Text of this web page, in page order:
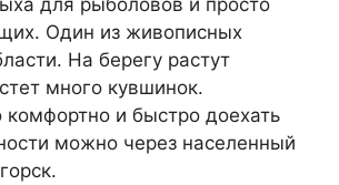
для рыболовов и просто
Один из живописных
На берегу растут
много кувшинок.
и быстро доехать
можно через населенный